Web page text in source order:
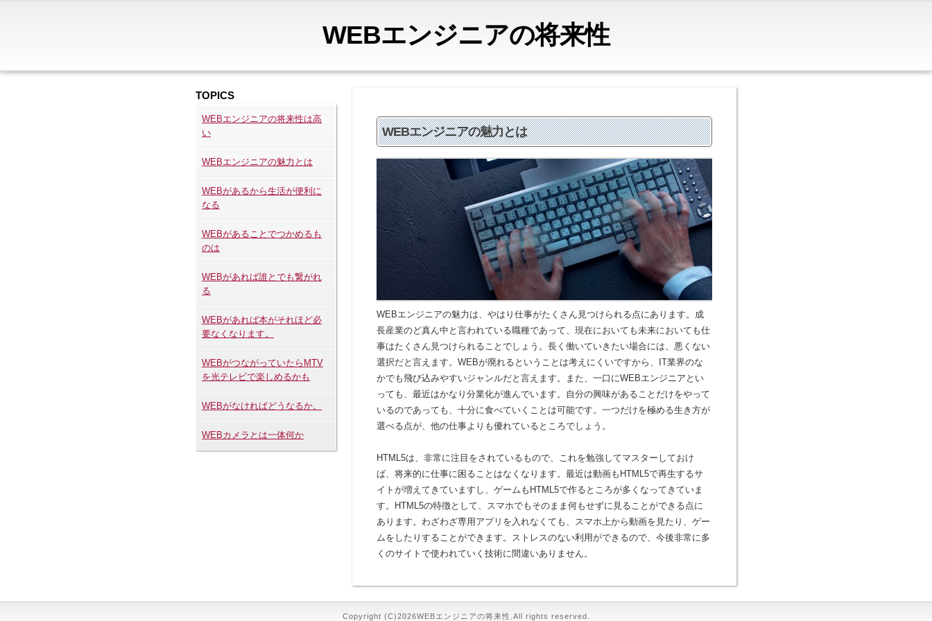
WEBエンジニアの将来性
TOPICS
WEBエンジニアの将来性は高
い
WEBエンジニアの魅力とは
WEBがあるから生活が便利に
なる
WEBがあることでつかめるも
のは
WEBがあれば誰とでも繋がれ
る
WEBがあれば本がそれほど必
要なくなります。
WEBがつながっていたらMTV
を光テレビで楽しめるかも
WEBがなければどうなるか。
WEBカメラとは一体何か
WEBエンジニアの魅力とは
WEBエンジニアの魅力は、やはり仕事がたくさん見つけられる点にあります。成
長産業のど真ん中と言われている職種であって、現在においても未来においても仕
事はたくさん見つけられることでしょう。長く働いていきたい場合には、悪くない
選択だと言えます。WEBが廃れるということは考えにくいですから、IT業界のな
かでも飛び込みやすいジャンルだと言えます。また、一口にWEBエンジニアとい
っても、最近はかなり分業化が進んでいます。自分の興味があることだけをやって
いるのであっても、十分に食べていくことは可能です。一つだけを極める生き方が
選べる点が、他の仕事よりも優れているところでしょう。
HTML5は、非常に注目をされているもので、これを勉強してマスターしておけ
ば、将来的に仕事に困ることはなくなります。最近は動画もHTML5で再生するサ
イトが増えてきていますし、ゲームもHTML5で作るところが多くなってきていま
す。HTML5の特徴として、スマホでもそのまま何もせずに見ることができる点に
あります。わざわざ専用アプリを入れなくても、スマホ上から動画を見たり、ゲー
ムをしたりすることができます。ストレスのない利用ができるので、今後非常に多
くのサイトで使われていく技術に間違いありません。
Copyright (C)2026WEBエンジニアの将来性.All rights reserved.